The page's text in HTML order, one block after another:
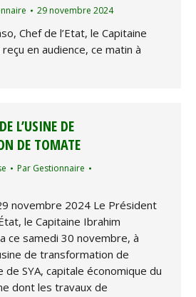
29 novembre 2024
Chef de l’Etat, le Capitaine
en audience, ce matin à
L’USINE DE
DE TOMATE
Par Gestionnaire
novembre 2024 Le Président
le Capitaine Ibrahim
ce samedi 30 novembre, à
de transformation de
SYA, capitale économique du
dont les travaux de